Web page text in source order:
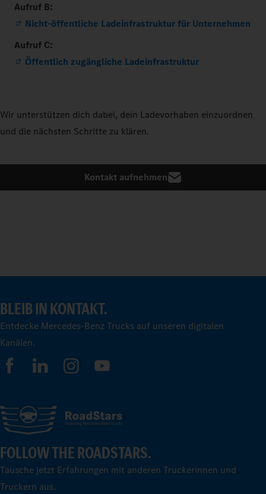
Aufruf B:
Nicht-öffentliche Ladeinfrastruktur für Unternehmen
Aufruf C:
Öffentlich zugängliche Ladeinfrastruktur
Wir unterstützen dich dabei, dein Ladevorhaben einzuordnen
und die nächsten Schritte zu klären.
Kontakt aufnehmen
BLEIB IN KONTAKT.
Entdecke Mercedes-Benz Trucks auf unseren digitalen
Kanälen.
FOLLOW THE ROADSTARS.
Tausche jetzt Erfahrungen mit anderen Truckerinnen und
Truckern aus.